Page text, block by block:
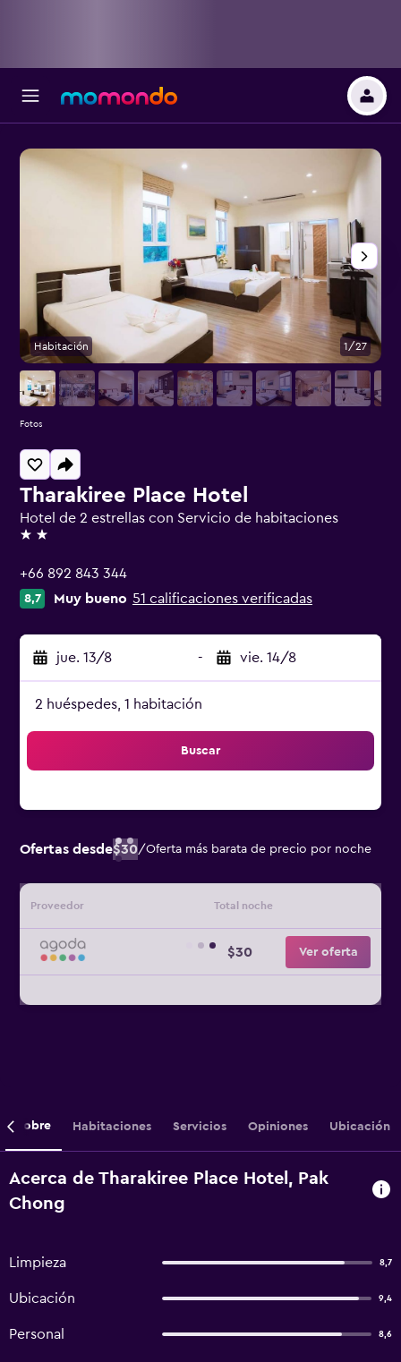
Tharakiree Place Hotel
Hotel de 2 estrellas con Servicio de habitaciones
2 estrellas
+66 892 843 344
8,7 Muy bueno 51 calificaciones verificadas
jue. 13/8 - vie. 14/8
2 huéspedes, 1 habitación
Buscar
Ofertas desde$30/Oferta más barata de precio por noche
Proveedor Total noche
$30 Ver oferta
Habitación 1/27
Fotos
Sobre Habitaciones Servicios Opiniones Ubicación
Acerca de Tharakiree Place Hotel, Pak
Chong
Limpieza 8,7
Ubicación 9,4
Personal 8,6